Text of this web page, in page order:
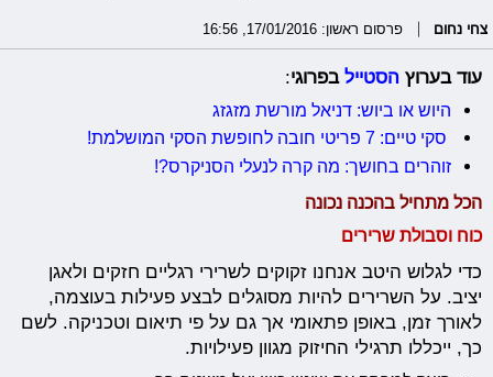
צחי נחום פרסום ראשון: 17/01/2016, 16:56
עוד בערוץ הסטיילבפרוגי:
היוש או ביוש: דניאל מורשת מזגזג
סקי טיים: 7 פריטי חובה לחופשת הסקי המושלמת!
זוהרים בחושך: מה קרה לנעלי הסניקרס?!
הכל מתחיל בהכנה נכונה
כוח וסבולת שרירים
כדי לגלוש היטב אנחנו זקוקים לשרירי רגליים חזקים ולאגן
יציב. על השרירים להיות מסוגלים לבצע פעילות בעוצמה,
לאורך זמן, באופן פתאומי אך גם על פי תיאום וטכניקה. לשם
כך, ייכללו תרגילי החיזוק מגוון פעילויות.